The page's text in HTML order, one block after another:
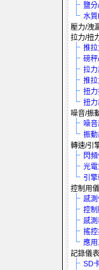
鹽
水
壓力/洩
拉力/扭
推
磅
拉
推
扭
扭
噪音/振
噪
振
轉速/引
閃
光
引
控制用
感
控
感
搖
應
記錄儀表
SD